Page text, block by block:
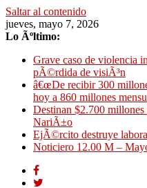
Saltar al contenido
jueves, mayo 7, 2026
Lo Ãºltimo:
Grave caso de violencia
pÃ©rdida de visiÃ³n
â€œDe recibir 300
hoy a 860 millones
Destinan $2.700 millones
NariÃ±o
EjÃ©rcito destruye
Noticiero 12.00 M –